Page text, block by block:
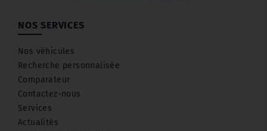
NOS SERVICES
Nos véhicules
Recherche personnalisée
Comparateur
Contactez-nous
Services
Actualités